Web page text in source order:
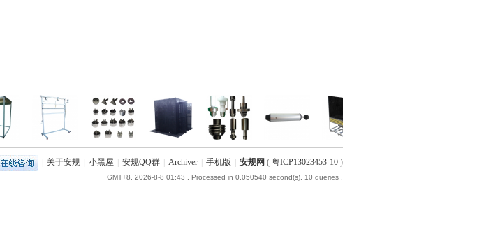
关于安规 小黑屋 安规QQ群 Archiver 手机版 安规网 ( 粤ICP13023453-10 )
GMT+8, 2026-8-8 01:43 , Processed in 0.050540 second(s), 10 queries .